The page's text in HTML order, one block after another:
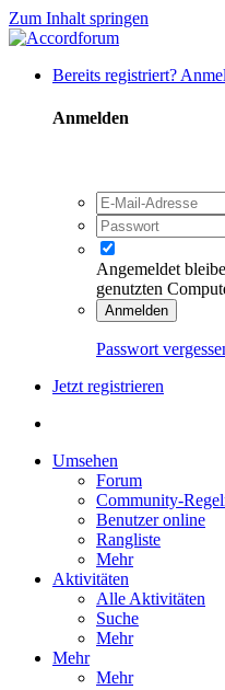
Zum Inhalt springen
Bereits registriert?
Anmelden
Angemeldet
genutzten
Anmelden
Passwort
Jetzt registrieren
Umsehen
Forum
Community-
Benutzer online
Rangliste
Mehr
Aktivitäten
Alle Aktivitäten
Suche
Mehr
Mehr
Mehr